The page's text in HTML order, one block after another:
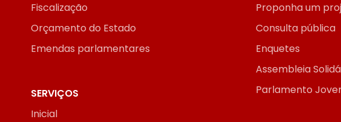
Fiscalização
Orçamento do Estado
Emendas parlamentares
Proponha um
Consulta pública
Enquetes
Assembleia
Parlamento
SERVIÇOS
Inicial